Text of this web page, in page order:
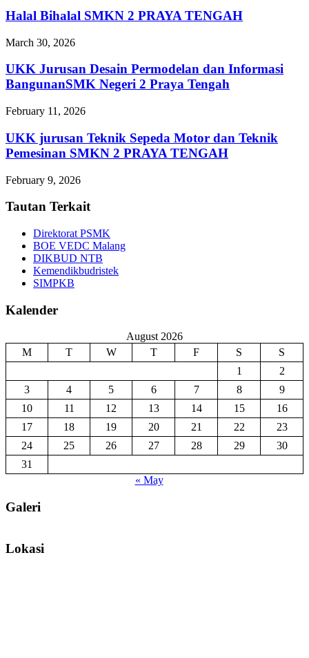
Halal Bihalal SMKN 2 PRAYA TENGAH
March 30, 2026
UKK Jurusan Desain Permodelan dan Informasi
BangunanSMK Negeri 2 Praya Tengah
February 11, 2026
UKK jurusan Teknik Sepeda Motor dan Teknik
Pemesinan SMKN 2 PRAYA TENGAH
February 9, 2026
Tautan Terkait
Direktorat PSMK
BOE VEDC Malang
DIKBUD NTB
Kemendikbudristek
SIMPKB
Kalender
August 2026
M
T W T F S
S
1
2
3
4 5 6 7 8
9
10
11 12 13 14 15
16
17
18 19 20 21 22
23
24
25 26 27 28 29
30
31
« May
Galeri
Lokasi